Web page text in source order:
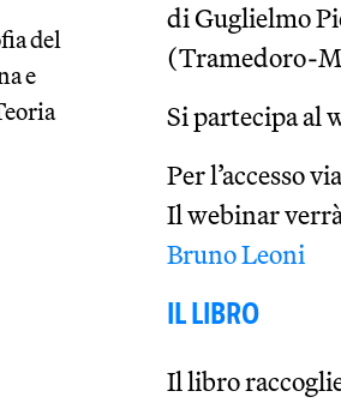
del
e
di Guglielmo
(Tramedoro-
Si partecipa al
Per l’accesso
Il webinar
Bruno Leoni
IL LIBRO
Il libro